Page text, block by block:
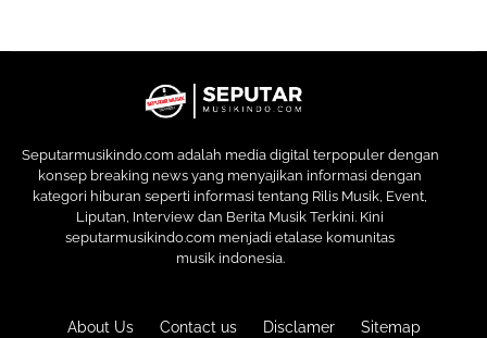
Seputarmusikindo.com adalah media digital terpopuler dengan
konsep breaking news yang menyajikan informasi dengan
kategori hiburan seperti informasi tentang Rilis Musik, Event,
Liputan, Interview dan Berita Musik Terkini. Kini
seputarmusikindo.com menjadi etalase komunitas
musik indonesia.
About Us Contact us Disclamer Sitemap